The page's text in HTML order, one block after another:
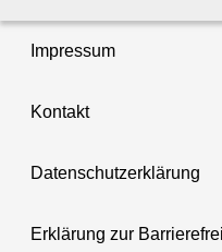
Impressum
Kontakt
Datenschutzerklärung
Erklärung zur